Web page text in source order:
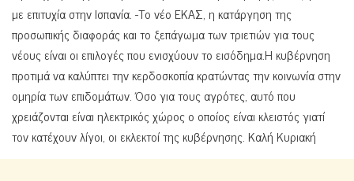
με επιτυχία στην Ισπανία. -Το νέο ΕΚΑΣ, η κατάργηση της
προσωπικής διαφοράς και το ξεπάγωμα των τριετιών για τους
νέους είναι οι επιλογές που ενισχύουν το εισόδημα.Η κυβέρνηση
προτιμά να καλύπτει την κερδοσκοπία κρατώντας την κοινωνία στην
ομηρία των επιδομάτων. Όσο για τους αγρότες, αυτό που
χρειάζονται είναι ηλεκτρικός χώρος ο οποίος είναι κλειστός γιατί
τον κατέχουν λίγοι, οι εκλεκτοί της κυβέρνησης. Καλή Κυριακή